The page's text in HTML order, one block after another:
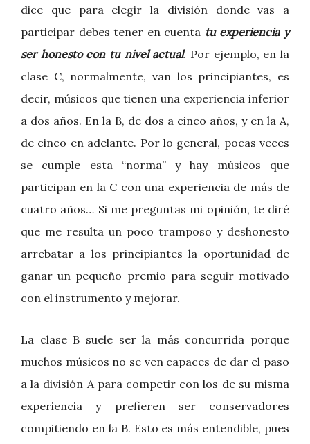
dice que para elegir la división donde vas a
participar debes tener en cuenta tu experiencia y
ser honesto con tu nivel actual. Por ejemplo, en la
clase C, normalmente, van los principiantes, es
decir, músicos que tienen una experiencia inferior
a dos años. En la B, de dos a cinco años, y en la A,
de cinco en adelante. Por lo general, pocas veces
se cumple esta “norma” y hay músicos que
participan en la C con una experiencia de más de
cuatro años… Si me preguntas mi opinión, te diré
que me resulta un poco tramposo y deshonesto
arrebatar a los principiantes la oportunidad de
ganar un pequeño premio para seguir motivado
con el instrumento y mejorar.
La clase B suele ser la más concurrida porque
muchos músicos no se ven capaces de dar el paso
a la división A para competir con los de su misma
experiencia y prefieren ser conservadores
compitiendo en la B. Esto es más entendible, pues